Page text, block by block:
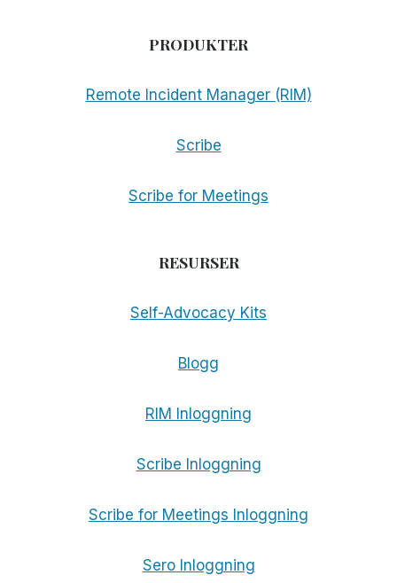
PRODUKTER
Remote Incident Manager (RIM)
Scribe
Scribe for Meetings
RESURSER
Self-Advocacy Kits
Blogg
RIM Inloggning
Scribe Inloggning
Scribe for Meetings Inloggning
Sero Inloggning